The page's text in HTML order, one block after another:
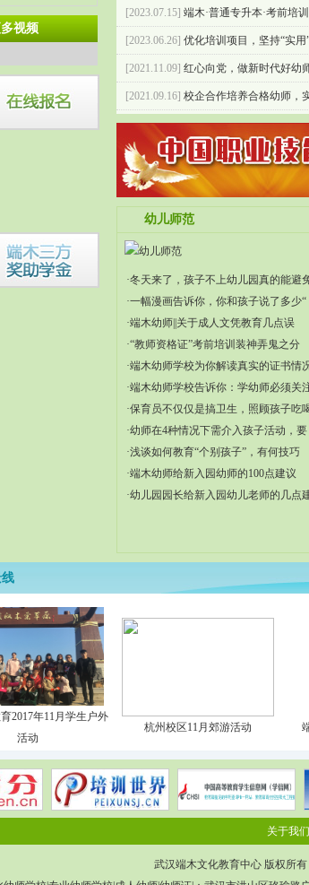
[2023.07.15] 端木·普通专升本·考前培
[2023.06.26] 优化培训项目，坚持“实用
[2021.11.09] 红心向党，做新时代好
[2021.09.16] 校企合作培养合格幼师，
[2021.05.28] 简报丨江西传媒职业学院
幼儿师范
·冬天来了，孩子不上幼儿园真的能避
·一幅漫画告诉你，你和孩子说了多少“
·端木幼师||关于成人文凭教育几点误
·“教师资格证”考前培训装神弄鬼之分
·端木幼师学校为你解读真实的证书情
·端木幼师学校告诉你：学幼师必须关
·保育员不仅仅是搞卫生，照顾孩子吃
·幼师在4种情况下需介入孩子活动，要
·浅谈如何教育“个别孩子”，有何技巧
·端木幼师给新入园幼师的100点建议
·幼儿园园长给新入园幼儿老师的几点
视频
2017年11月学生户外
活动
杭州校区11月郊游活动
关于我们
武汉端木文化教育中心 版权所有